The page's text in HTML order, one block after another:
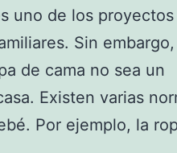
uno de los proyectos
Sin
de cama no sea un
Existen varias
Por ejemplo, la